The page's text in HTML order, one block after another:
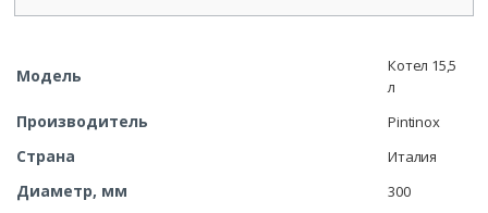
Модель
Котел 15,5
л
Производитель Pintinox
Страна Италия
Диаметр, мм 300